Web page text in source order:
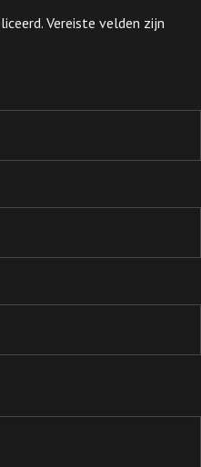
Vereiste velden zijn